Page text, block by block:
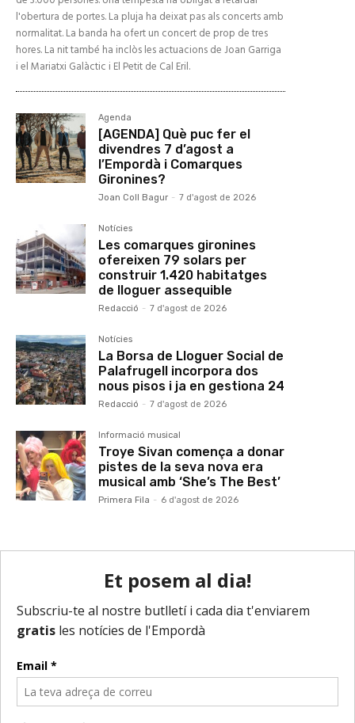
l'obertura de portes. La pluja ha deixat pas als concerts amb
normalitat. La banda ha ofert un concert de prop de tres
hores. La nit també ha inclòs les actuacions de Joan Garriga
i el Mariatxi Galàctic i El Petit de Cal Eril.
Agenda
[AGENDA] Què puc fer el
divendres 7 d’agost a
l’Empordà i Comarques
Gironines?
Joan Coll Bagur - 7 d'agost de 2026
Notícies
Les comarques gironines
ofereixen 79 solars per
construir 1.420 habitatges
de lloguer assequible
Redacció - 7 d'agost de 2026
Notícies
La Borsa de Lloguer Social de
Palafrugell incorpora dos
nous pisos i ja en gestiona 24
Redacció - 7 d'agost de 2026
Informació musical
Troye Sivan comença a donar
pistes de la seva nova era
musical amb ‘She’s The Best’
Primera Fila - 6 d'agost de 2026